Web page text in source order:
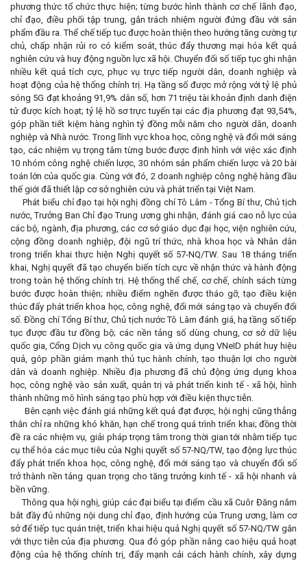
phương thức tổ chức thực hiện; từng bước hình thành cơ chế lãnh đạo,
chỉ đạo, điều phối tập trung, gắn trách nhiệm người đứng đầu với sản
phẩm đầu ra. Thể chế tiếp tục được hoàn thiện theo hướng tăng cường tự
chủ, chấp nhận rủi ro có kiểm soát, thúc đẩy thương mại hóa kết quả
nghiên cứu và huy động nguồn lực xã hội. Chuyển đổi số tiếp tục ghi nhận
nhiều kết quả tích cực, phục vụ trực tiếp người dân, doanh nghiệp và
hoạt động của hệ thống chính trị. Hạ tầng số được mở rộng với tỷ lệ phủ
sóng 5G đạt khoảng 91,9% dân số, hơn 71 triệu tài khoản định danh điện
tử được kích hoạt; tỷ lệ hồ sơ trực tuyến tại các địa phương đạt 93,54%,
góp phần tiết kiệm hàng nghìn tỷ đồng mỗi năm cho người dân, doanh
nghiệp và Nhà nước. Trong lĩnh vực khoa học, công nghệ và đổi mới sáng
tạo, các nhiệm vụ trọng tâm từng bước được định hình với việc xác định
10 nhóm công nghệ chiến lược, 30 nhóm sản phẩm chiến lược và 20 bài
toán lớn của quốc gia. Cùng với đó, 2 doanh nghiệp công nghệ hàng đầu
thế giới đã thiết lập cơ sở nghiên cứu và phát triển tại Việt Nam.
Phát biểu chỉ đạo tại hội nghị đồng chí Tô Lâm - Tổng Bí thư, Chủ tịch
nước, Trưởng Ban Chỉ đạo Trung ương ghi nhận, đánh giá cao nỗ lực của
các bộ, ngành, địa phương, các cơ sở giáo dục đại học, viện nghiên cứu,
cộng đồng doanh nghiệp, đội ngũ trí thức, nhà khoa học và Nhân dân
trong triển khai thực hiện Nghị quyết số 57-NQ/TW. Sau 18 tháng triển
khai, Nghị quyết đã tạo chuyển biến tích cực về nhận thức và hành động
trong toàn hệ thống chính trị. Hệ thống thể chế, cơ chế, chính sách từng
bước được hoàn thiện; nhiều điểm nghẽn được tháo gỡ, tạo điều kiện
thúc đẩy phát triển khoa học, công nghệ, đổi mới sáng tạo và chuyển đổi
số. Đồng chí Tổng Bí thư, Chủ tịch nước Tô Lâm đánh giá, hạ tầng số tiếp
tục được đầu tư đồng bộ; các nền tảng số dùng chung, cơ sở dữ liệu
quốc gia, Cổng Dịch vụ công quốc gia và ứng dụng VNeID phát huy hiệu
quả, góp phần giảm mạnh thủ tục hành chính, tạo thuận lợi cho người
dân và doanh nghiệp. Nhiều địa phương đã chủ động ứng dụng khoa
học, công nghệ vào sản xuất, quản trị và phát triển kinh tế - xã hội, hình
thành những mô hình sáng tạo phù hợp với điều kiện thực tiễn.
Bên cạnh việc đánh giá những kết quả đạt được, hội nghị cũng thẳng
thắn chỉ ra những khó khăn, hạn chế trong quá trình triển khai; đồng thời
đề ra các nhiệm vụ, giải pháp trọng tâm trong thời gian tới nhằm tiếp tục
cụ thể hóa các mục tiêu của Nghị quyết số 57-NQ/TW, tạo động lực thúc
đẩy phát triển khoa học, công nghệ, đổi mới sáng tạo và chuyển đổi số
trở thành nền tảng quan trọng cho tăng trưởng kinh tế - xã hội nhanh và
bền vững.
Thông qua hội nghị, giúp các đại biểu tại điểm cầu xã Cuôr Đăng nắm
bắt đầy đủ những nội dung chỉ đạo, định hướng của Trung ương, làm cơ
sở để tiếp tục quán triệt, triển khai hiệu quả Nghị quyết số 57-NQ/TW gắn
với thực tiễn của địa phương. Qua đó góp phần nâng cao hiệu quả hoạt
động của hệ thống chính trị, đẩy mạnh cải cách hành chính, xây dựng